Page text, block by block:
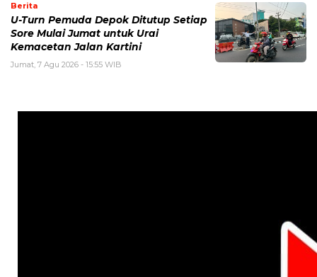
Berita
U-Turn Pemuda Depok Ditutup Setiap
Sore Mulai Jumat untuk Urai
Kemacetan Jalan Kartini
Jumat, 7 Agu 2026 - 15:55 WIB